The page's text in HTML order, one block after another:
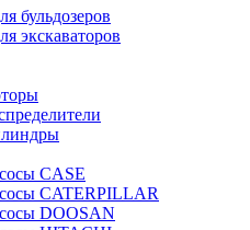
бульдозеров
экскаваторов
CASE
CATERPILLAR
DOOSAN